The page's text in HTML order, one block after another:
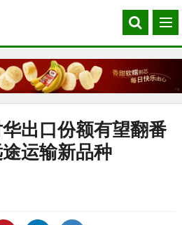
Search
our
菜
单
出口份额有望翻番
运输新品种